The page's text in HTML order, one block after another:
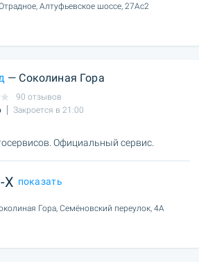
Алтуфьевское шоссе, 27Ас2
— Соколиная Гора
90 отзывов
Закроется в 21:00
Официальный сервис.
X показать
Гора, Семёновский переулок, 4А